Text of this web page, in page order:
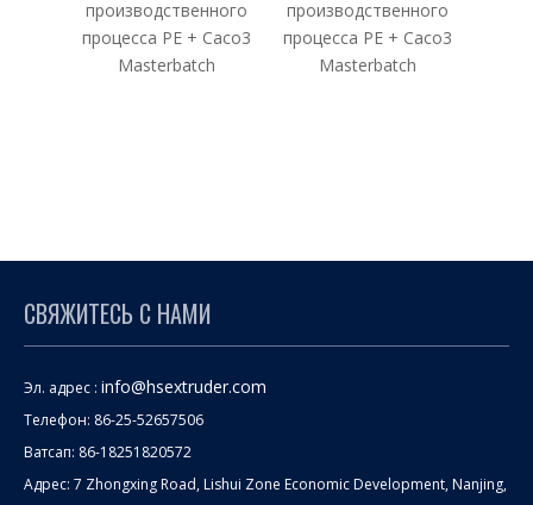
производственного
процесса PE + Caco3
Masterbatch
производственного
процесса PE + Caco3
Masterbatch
СВЯЖИТЕСЬ С НАМИ
Эл. адрес : info@hsextruder.com
Телефон: 86-25-52657506
Ватсап: 86-18251820572
Адрес: 7 Zhongxing Road, Lishui Zone Economic Development, Nanjing,